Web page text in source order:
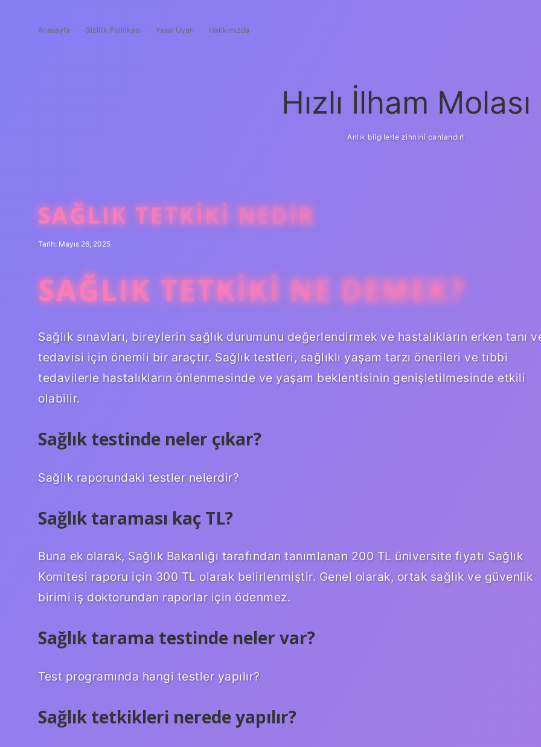
Anasayfa Gizlilik Politikası Yasal Uyarı Hakkımızda
Hızlı İlham Molası
Anlık bilgilerle zihnini canlandır!
SAĞLIK TETKIKI NEDIR
Tarih: Mayıs 26, 2025
SAĞLIK TETKIKI NE DEMEK?
Sağlık sınavları, bireylerin sağlık durumunu değerlendirmek ve hastalıkların erken tanı
tedavisi için önemli bir araçtır. Sağlık testleri, sağlıklı yaşam tarzı önerileri ve tıbbi
tedavilerle hastalıkların önlenmesinde ve yaşam beklentisinin genişletilmesinde etkili
olabilir.
Sağlık testinde neler çıkar?
Sağlık raporundaki testler nelerdir?
Sağlık taraması kaç TL?
Buna ek olarak, Sağlık Bakanlığı tarafından tanımlanan 200 TL üniversite fiyatı Sağlık
Komitesi raporu için 300 TL olarak belirlenmiştir. Genel olarak, ortak sağlık ve güvenlik
birimi iş doktorundan raporlar için ödenmez.
Sağlık tarama testinde neler var?
Test programında hangi testler yapılır?
Sağlık tetkikleri nerede yapılır?